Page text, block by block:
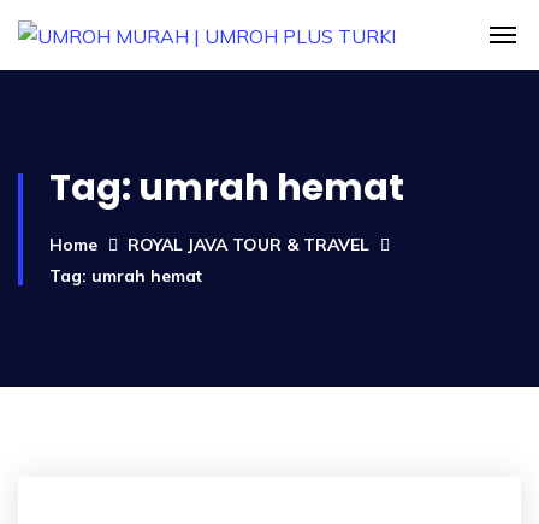
Tag: umrah hemat
Home
ROYAL JAVA TOUR & TRAVEL
Tag: umrah hemat